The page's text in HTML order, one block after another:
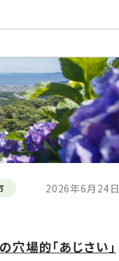
2026年6月24日
穴場的「あじさい」